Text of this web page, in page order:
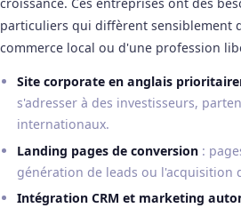
particuliers qui diffèrent sensiblement
commerce local ou d'une profession
Site corporate en anglais
s'adresser à des investisseurs,
internationaux.
Landing pages de conversion :
génération de leads ou l'acquisition
Intégration CRM et marketing